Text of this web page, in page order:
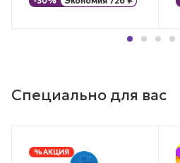
Специально для вас
% АКЦИЯ